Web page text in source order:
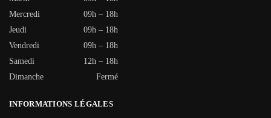
Mercredi
09h – 18h
Jeudi
09h – 18h
Vendredi
09h – 18h
Samedi
12h – 18h
Dimanche
Fermé
INFORMATIONS LÉGALES